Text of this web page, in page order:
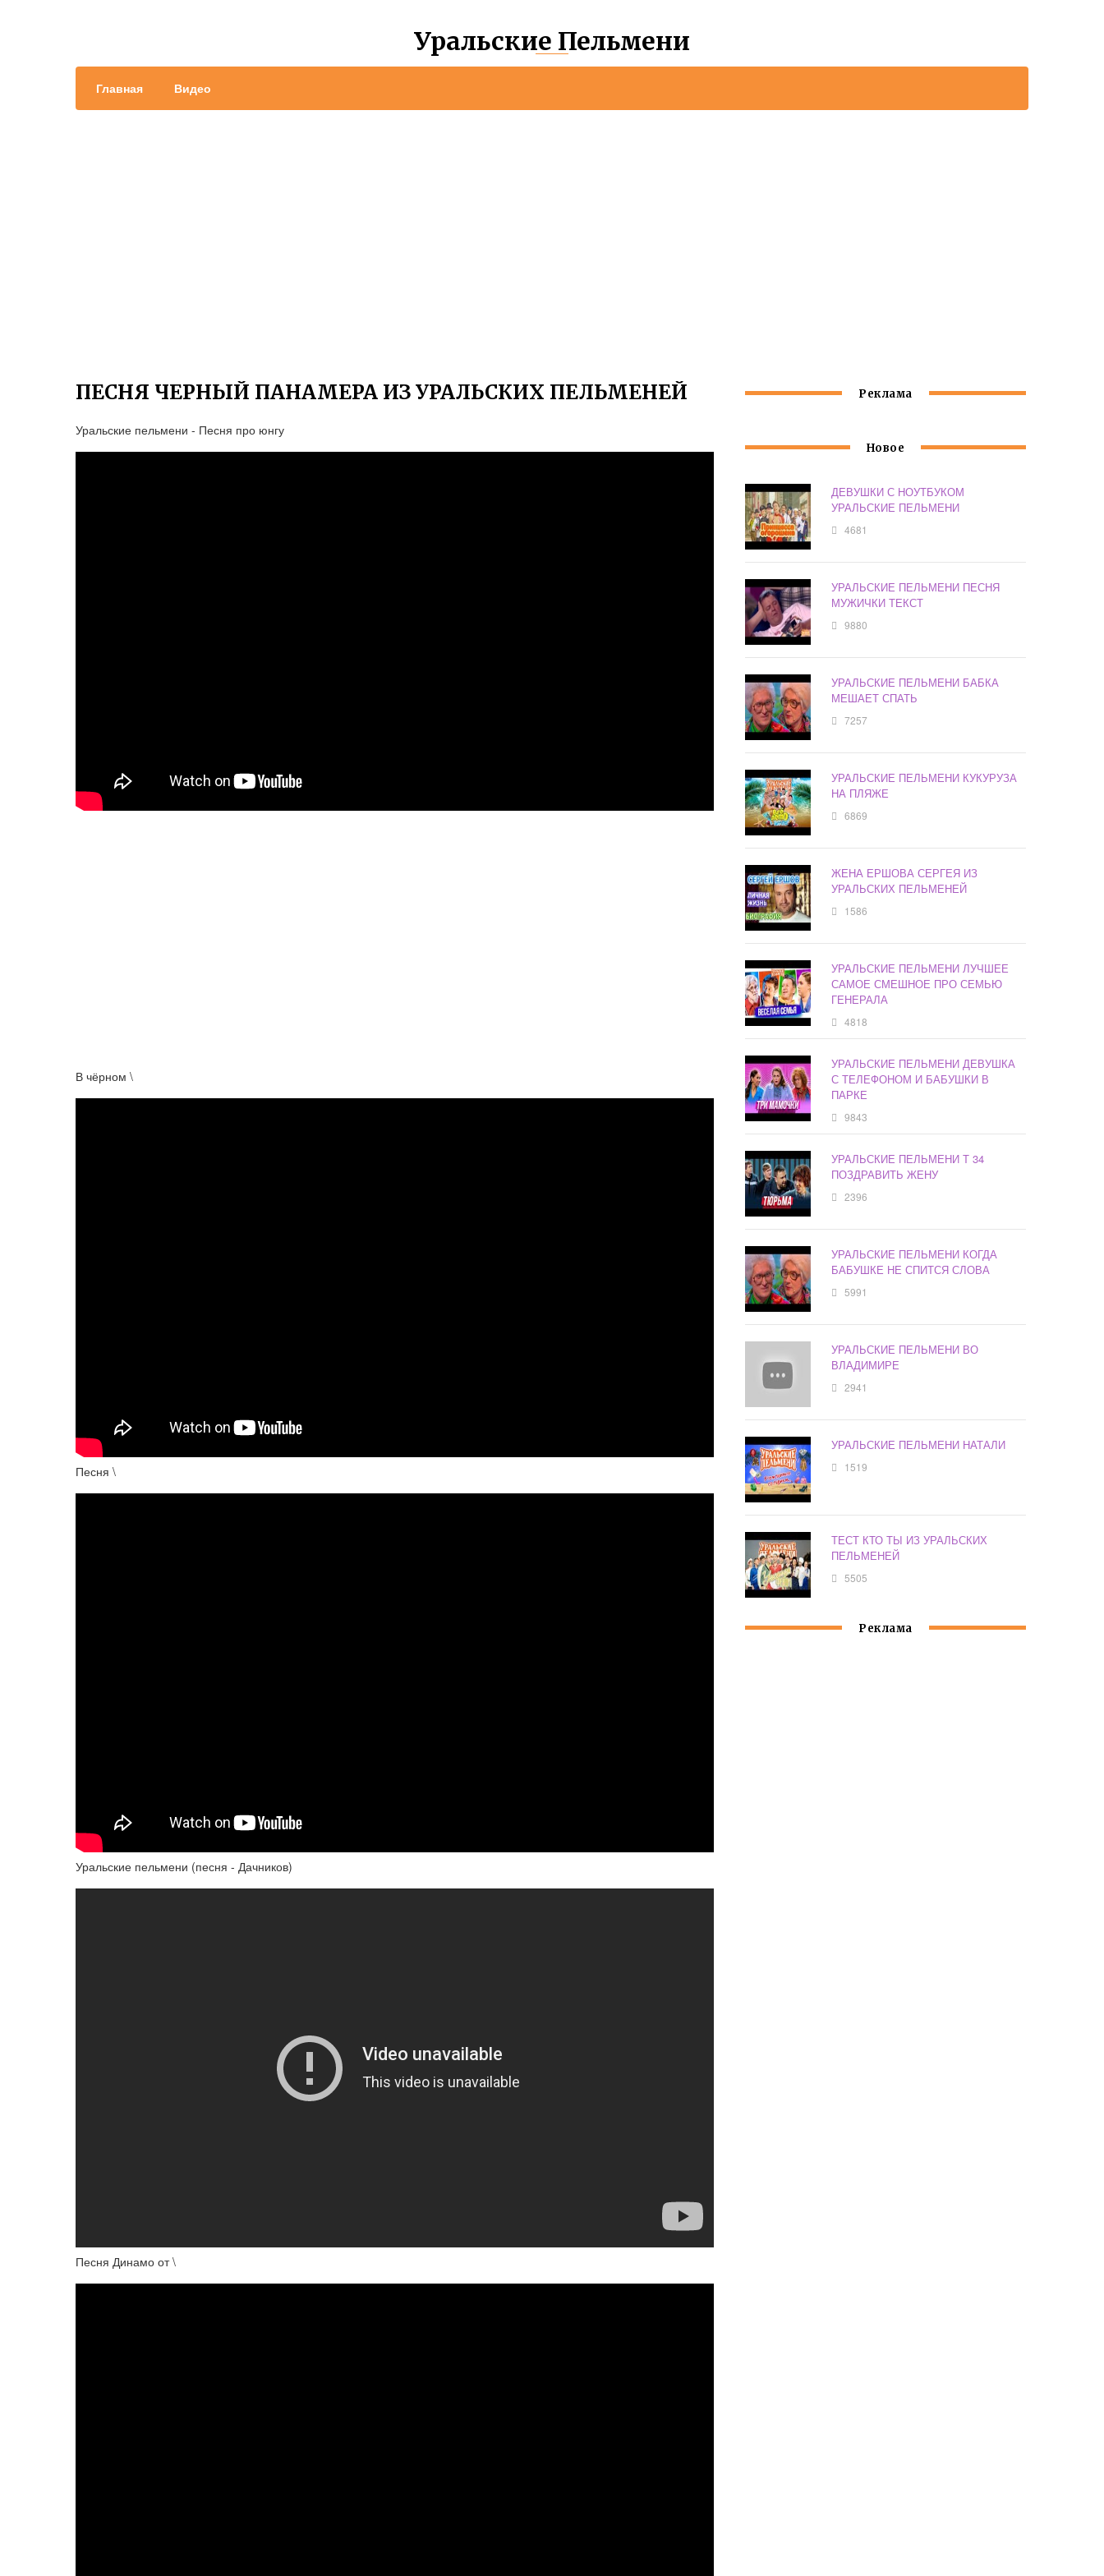
Уральские Пельмени
Главная Видео
ПЕСНЯ ЧЕРНЫЙ ПАНАМЕРА ИЗ УРАЛЬСКИХ ПЕЛЬМЕНЕЙ
Уральские пельмени - Песня про юнгу
В чёрном \
Песня \
Уральские пельмени (песня - Дачников)
Песня Динамо от \
Реклама
Новое
ДЕВУШКИ С НОУТБУКОМ
УРАЛЬСКИЕ ПЕЛЬМЕНИ
4681
УРАЛЬСКИЕ ПЕЛЬМЕНИ ПЕСНЯ
МУЖИЧКИ ТЕКСТ
9880
УРАЛЬСКИЕ ПЕЛЬМЕНИ БАБКА
МЕШАЕТ СПАТЬ
7257
УРАЛЬСКИЕ ПЕЛЬМЕНИ КУКУРУЗА
НА ПЛЯЖЕ
6869
ЖЕНА ЕРШОВА СЕРГЕЯ ИЗ
УРАЛЬСКИХ ПЕЛЬМЕНЕЙ
1586
УРАЛЬСКИЕ ПЕЛЬМЕНИ ЛУЧШЕЕ
САМОЕ СМЕШНОЕ ПРО СЕМЬЮ
ГЕНЕРАЛА
4818
УРАЛЬСКИЕ ПЕЛЬМЕНИ ДЕВУШКА
С ТЕЛЕФОНОМ И БАБУШКИ В
ПАРКЕ
9843
УРАЛЬСКИЕ ПЕЛЬМЕНИ Т 34
ПОЗДРАВИТЬ ЖЕНУ
2396
УРАЛЬСКИЕ ПЕЛЬМЕНИ КОГДА
БАБУШКЕ НЕ СПИТСЯ СЛОВА
5991
УРАЛЬСКИЕ ПЕЛЬМЕНИ ВО
ВЛАДИМИРЕ
2941
УРАЛЬСКИЕ ПЕЛЬМЕНИ НАТАЛИ
1519
ТЕСТ КТО ТЫ ИЗ УРАЛЬСКИХ
ПЕЛЬМЕНЕЙ
5505
Реклама